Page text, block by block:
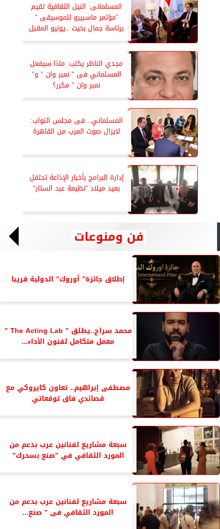
المسلمانى: النيل الثقافية تقيم
”مؤتمر ماسبيرو للموسيقى ”
برئاسة جمال بخيت ..يونيو المقبل
مجدي الناظر يكتب: ماذا سيفعل
المسلماني فى ” نمبر وان ” و”
نمبر وان ” مكرر؟
المسلماني.. فى مجلس النواب:
لايزال صوت العرب من القاهرة
إدارة البرامج بأخبار الإذاعة تحتفل
بعيد ميلاد ”نظيمة عبد الستار”
فن ومنوعات
إطلاق جائزة” أوروك” الدولية قريبا
محمد سراج..يطلق ” The Acting Lab ”
معمل متكامل لفنون الأداء...
مصطفى إبراهيم.. تعاون كايروكي مع
قصائدي فاق توقعاتي
سبعة مشاريع لفنانين عرب بدعم من
المورد الثقافي في ”صنع بسحرك”
سبعة مشاريع لفنانين عرب بدعم من
المورد الثقافي فى ” صنع...